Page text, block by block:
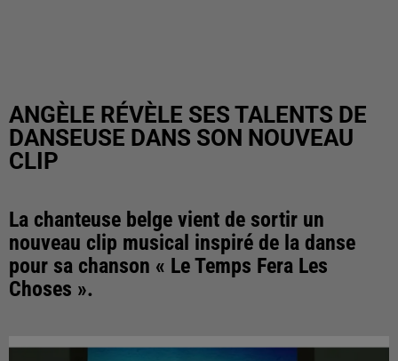
ANGÈLE RÉVÈLE SES TALENTS DE
DANSEUSE DANS SON NOUVEAU
CLIP
La chanteuse belge vient de sortir un
nouveau clip musical inspiré de la danse
pour sa chanson « Le Temps Fera Les
Choses ».